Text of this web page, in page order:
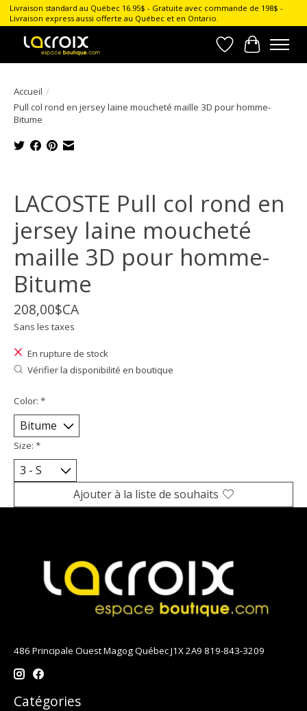
Livraison standard au Québec 16.95$ - Gratuite avec commande de 198$ -
Livraison express aussi offerte au Québec et en Ontario.
Liste dePanier
Accueil /
Pull col rond en jersey laine moucheté maille 3D pour homme-
Bitume
LACOSTE Pull col rond en
jersey laine moucheté
maille 3D pour homme-
Bitume
208,00$CA
Sans les taxes
En rupture de stock
Vérifier la disponibilité en boutique
Color: *
Size: *
Ajouter à la liste de souhaits
486 Principale Ouest Magog Québec J1X 2A9 819-843-3209
Catégories